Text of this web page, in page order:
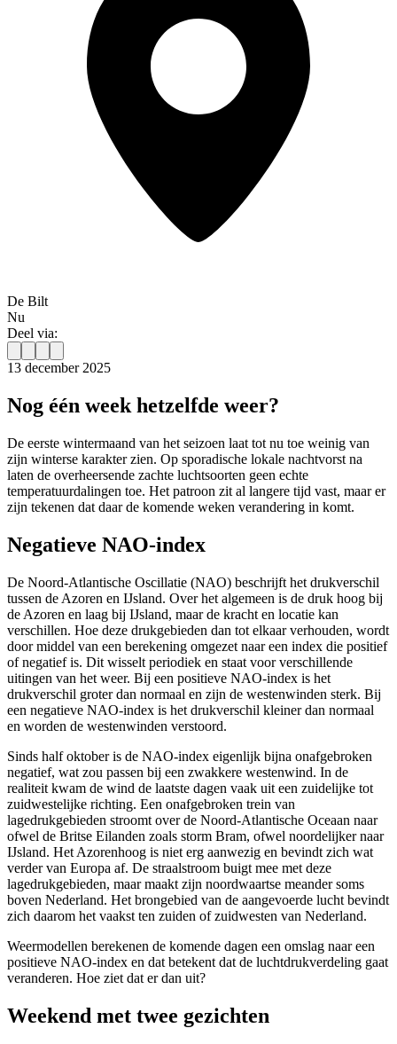
De Bilt
Nu
Deel via:
13 december 2025
Nog één week hetzelfde weer?
De eerste wintermaand van het seizoen laat tot nu toe weinig van
zijn winterse karakter zien. Op sporadische lokale nachtvorst na
laten de overheersende zachte luchtsoorten geen echte
temperatuurdalingen toe. Het patroon zit al langere tijd vast, maar er
zijn tekenen dat daar de komende weken verandering in komt.
Negatieve NAO-index
De Noord-Atlantische Oscillatie (NAO) beschrijft het drukverschil
tussen de Azoren en IJsland. Over het algemeen is de druk hoog bij
de Azoren en laag bij IJsland, maar de kracht en locatie kan
verschillen. Hoe deze drukgebieden dan tot elkaar verhouden, wordt
door middel van een berekening omgezet naar een index die positief
of negatief is. Dit wisselt periodiek en staat voor verschillende
uitingen van het weer. Bij een positieve NAO-index is het
drukverschil groter dan normaal en zijn de westenwinden sterk. Bij
een negatieve NAO-index is het drukverschil kleiner dan normaal
en worden de westenwinden verstoord.
Sinds half oktober is de NAO-index eigenlijk bijna onafgebroken
negatief, wat zou passen bij een zwakkere westenwind. In de
realiteit kwam de wind de laatste dagen vaak uit een zuidelijke tot
zuidwestelijke richting. Een onafgebroken trein van
lagedrukgebieden stroomt over de Noord-Atlantische Oceaan naar
ofwel de Britse Eilanden zoals storm Bram, ofwel noordelijker naar
IJsland. Het Azorenhoog is niet erg aanwezig en bevindt zich wat
verder van Europa af. De straalstroom buigt mee met deze
lagedrukgebieden, maar maakt zijn noordwaartse meander soms
boven Nederland. Het brongebied van de aangevoerde lucht bevindt
zich daarom het vaakst ten zuiden of zuidwesten van Nederland.
Weermodellen berekenen de komende dagen een omslag naar een
positieve NAO-index en dat betekent dat de luchtdrukverdeling gaat
veranderen. Hoe ziet dat er dan uit?
Weekend met twee gezichten